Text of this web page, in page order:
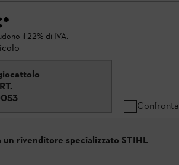
*
il 22% di IVA.
Confronta
un rivenditore specializzato STIHL